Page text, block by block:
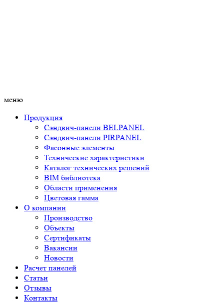
меню
Продукция
Сэндвич-панели BELPANEL
Сэндвич-панели PIRPANEL
Фасонные элементы
Технические характеристики
Каталог технических решений
BIM библиотека
Области применения
Цветовая гамма
О компании
Производство
Объекты
Сертификаты
Вакансии
Новости
Расчет панелей
Статьи
Отзывы
Контакты